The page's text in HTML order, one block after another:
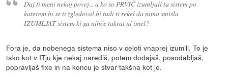
Daj ti meni nekaj povej... a ko so PRVIČ izumljali ta sistem po
katerem bi se ti zgledoval bi tudi ti rekel da nima smisla
IZUMLJAT sistem ki ga nihče takrat ni imel?
Fora je, da nobenega sistema niso v celoti vnaprej izumili. To je
tako kot v ITju kje nekaj narediš, potem dodajaš, posodabljaš,
popravljaš fixe in na koncu je stvar takšna kot je.